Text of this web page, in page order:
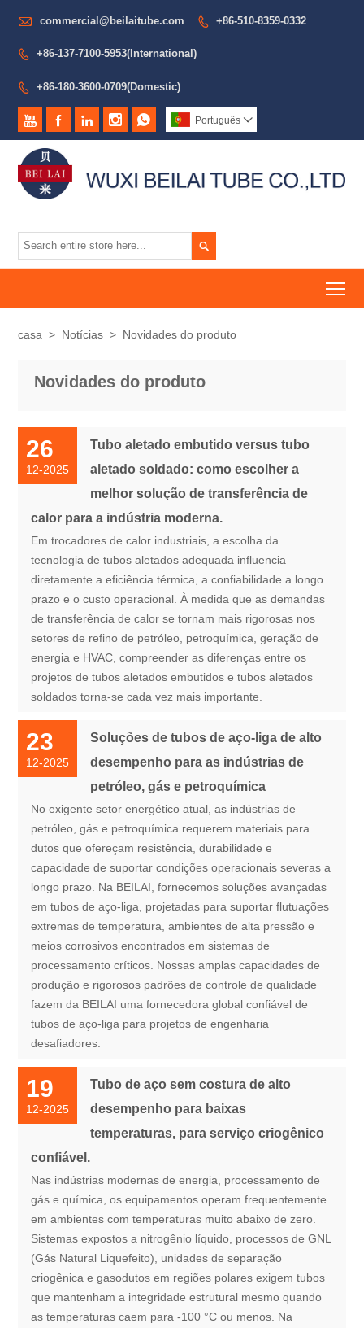
 commercial@beilaitube.com  +86-510-8359-0332
 +86-137-7100-5953(International)
 +86-180-3600-0709(Domestic)
     Português 

casa > Notícias > Novidades do produto
Novidades do produto
26
12-2025
Tubo aletado embutido versus tubo
aletado soldado: como escolher a
melhor solução de transferência de
calor para a indústria moderna.
Em trocadores de calor industriais, a escolha da
tecnologia de tubos aletados adequada influencia
diretamente a eficiência térmica, a confiabilidade a longo
prazo e o custo operacional. À medida que as demandas
de transferência de calor se tornam mais rigorosas nos
setores de refino de petróleo, petroquímica, geração de
energia e HVAC, compreender as diferenças entre os
projetos de tubos aletados embutidos e tubos aletados
soldados torna-se cada vez mais importante.
23
12-2025
Soluções de tubos de aço-liga de alto
desempenho para as indústrias de
petróleo, gás e petroquímica
No exigente setor energético atual, as indústrias de
petróleo, gás e petroquímica requerem materiais para
dutos que ofereçam resistência, durabilidade e
capacidade de suportar condições operacionais severas a
longo prazo. Na BEILAI, fornecemos soluções avançadas
em tubos de aço-liga, projetadas para suportar flutuações
extremas de temperatura, ambientes de alta pressão e
meios corrosivos encontrados em sistemas de
processamento críticos. Nossas amplas capacidades de
produção e rigorosos padrões de controle de qualidade
fazem da BEILAI uma fornecedora global confiável de
tubos de aço-liga para projetos de engenharia
desafiadores.
19
12-2025
Tubo de aço sem costura de alto
desempenho para baixas
temperaturas, para serviço criogênico
confiável.
Nas indústrias modernas de energia, processamento de
gás e química, os equipamentos operam frequentemente
em ambientes com temperaturas muito abaixo de zero.
Sistemas expostos a nitrogênio líquido, processos de GNL
(Gás Natural Liquefeito), unidades de separação
criogênica e gasodutos em regiões polares exigem tubos
que mantenham a integridade estrutural mesmo quando
as temperaturas caem para -100 °C ou menos. Na